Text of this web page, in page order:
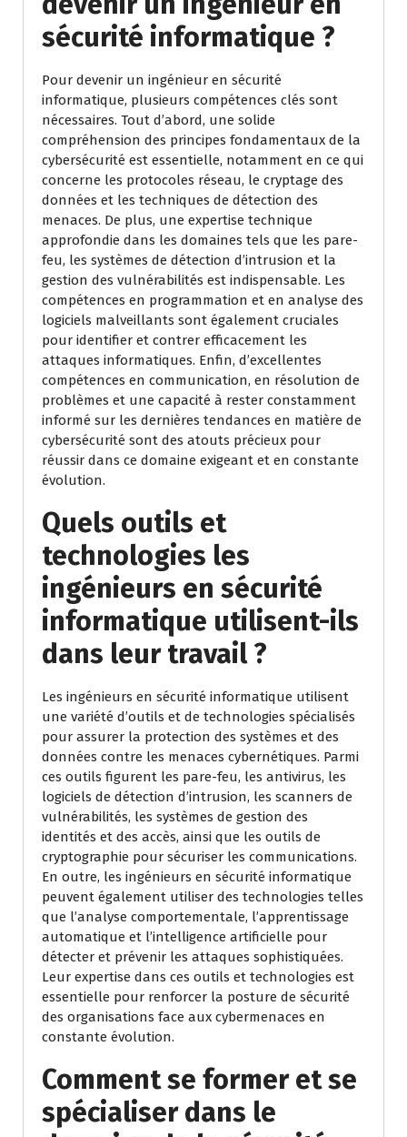
sécurité informatique ?
Pour devenir un ingénieur en sécurité
informatique, plusieurs compétences clés sont
nécessaires. Tout d’abord, une solide
compréhension des principes fondamentaux de la
cybersécurité est essentielle, notamment en ce qui
concerne les protocoles réseau, le cryptage des
données et les techniques de détection des
menaces. De plus, une expertise technique
approfondie dans les domaines tels que les pare-
feu, les systèmes de détection d’intrusion et la
gestion des vulnérabilités est indispensable. Les
compétences en programmation et en analyse des
logiciels malveillants sont également cruciales
pour identifier et contrer efficacement les
attaques informatiques. Enfin, d’excellentes
compétences en communication, en résolution de
problèmes et une capacité à rester constamment
informé sur les dernières tendances en matière de
cybersécurité sont des atouts précieux pour
réussir dans ce domaine exigeant et en constante
évolution.
Quels outils et
technologies les
ingénieurs en sécurité
informatique utilisent-ils
dans leur travail ?
Les ingénieurs en sécurité informatique utilisent
une variété d’outils et de technologies spécialisés
pour assurer la protection des systèmes et des
données contre les menaces cybernétiques. Parmi
ces outils figurent les pare-feu, les antivirus, les
logiciels de détection d’intrusion, les scanners de
vulnérabilités, les systèmes de gestion des
identités et des accès, ainsi que les outils de
cryptographie pour sécuriser les communications.
En outre, les ingénieurs en sécurité informatique
peuvent également utiliser des technologies telles
que l’analyse comportementale, l’apprentissage
automatique et l’intelligence artificielle pour
détecter et prévenir les attaques sophistiquées.
Leur expertise dans ces outils et technologies est
essentielle pour renforcer la posture de sécurité
des organisations face aux cybermenaces en
constante évolution.
Comment se former et se
spécialiser dans le